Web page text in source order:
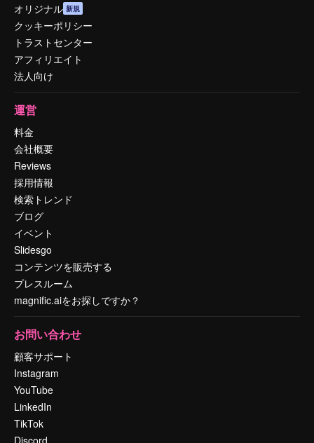
オリジナル 新規
クッキーポリシー
トラストセンター
アフィリエイト
法人向け
運営
料金
会社概要
Reviews
採用情報
検索トレンド
ブログ
イベント
Slidesgo
コンテンツを販売する
プレスルーム
magnific.aiをお探しですか？
お問い合わせ
顧客サポート
Instagram
YouTube
LinkedIn
TikTok
Discord